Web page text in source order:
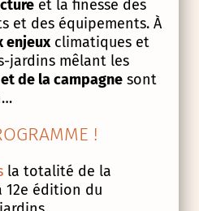
et la finesse des
et des équipements. À
enjeuxclimatiques et
jardins mêlant les
de la campagnesont
!
la totalité de la
12e édition du